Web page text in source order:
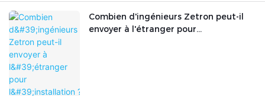
Combien d'ingénieurs Zetron peut-il
envoyer à l'étranger pour